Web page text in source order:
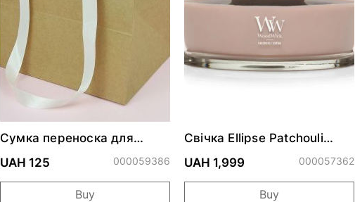
Сумка переноска для
UAH 125
000059386
Buy
Свічка Ellipse Patchouli
UAH 1,999
000057362
Buy